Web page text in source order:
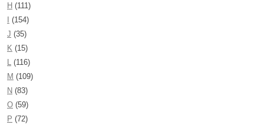
H (111)
(154)
J (35)
K (15)
L (116)
M (109)
N (83)
O (59)
P (72)